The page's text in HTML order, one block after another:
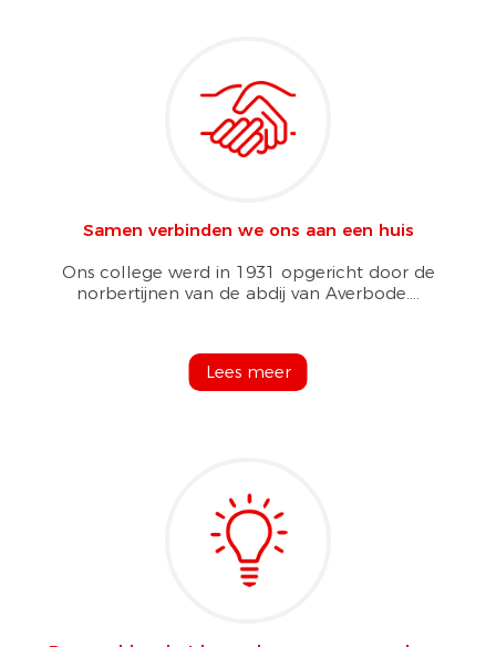
Samen verbinden we ons aan een huis
Ons college werd in 1931 opgericht door de
norbertijnen van de abdij van Averbode....
Lees meer